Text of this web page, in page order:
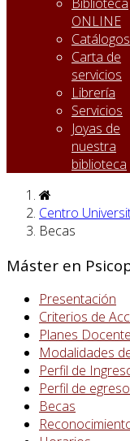
ONLINE
Catálogos
Carta de
servicios
Librería
Servicios
Joyas de
nuestra
biblioteca
Centro
Becas
Máster en
Presentación
Criterios de
Planes
Modalidades
Perfil de
Perfil de
Becas